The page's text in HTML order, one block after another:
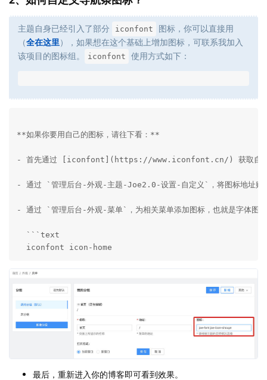
主题自身已经引入了部分 iconfont
图标，你可以直接用
（全在这里），如果想在这个基础上增加图标，可联系我加入
该项目的图标组。
iconfont 使用方式如下：
**如果你要用自己的图标，请往下看：**
- 首先通过 [iconfont](https://www.iconfont.cn/) 获取自己
- 通过 `管理后台-外观-主题-Joe2.0-设置-自定义`，将图标地址贴
- 通过 `管理后台-外观-菜单`，为相关菜单添加图标，也就是字体图
  ```text
  iconfont icon-home
最后，重新进入你的博客即可看到效果。